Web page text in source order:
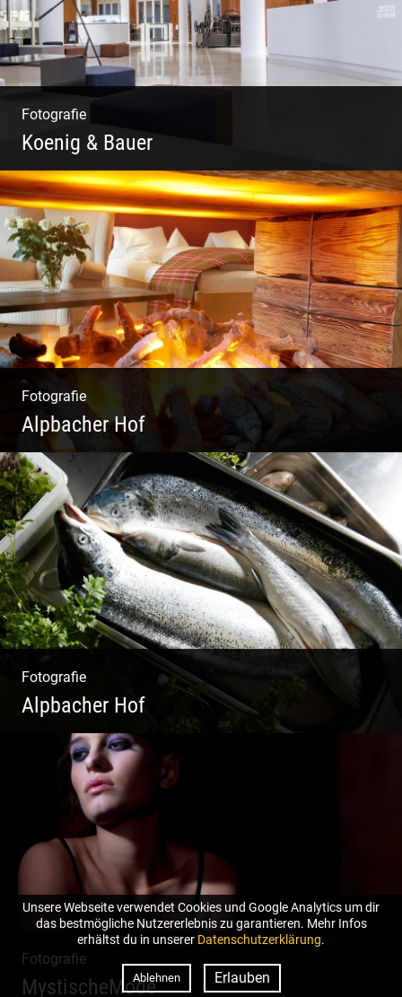
Fotografie
Koenig & Bauer
Moderne Architektur | Offen & Futuristisch |
Foyer Gestaltung | Weite Räume
Fotografie
Alpbacher Hof
Liebevolles Design | Moderne Zimmer |
Luxuriöser Spa | Alpiner Stil
Fotografie
Alpbacher Hof
Vorzügliche Weine | Gourmet Küche | Feiste
Kulinarik | Genuss Urlaub
Fotografie
MystischeMode
Unsere Webseite verwendet Cookies und Google Analytics um dir
das bestmögliche Nutzererlebnis zu garantieren. Mehr Infos
erhältst du in unserer Datenschutzerklärung.
Ablehnen Erlauben